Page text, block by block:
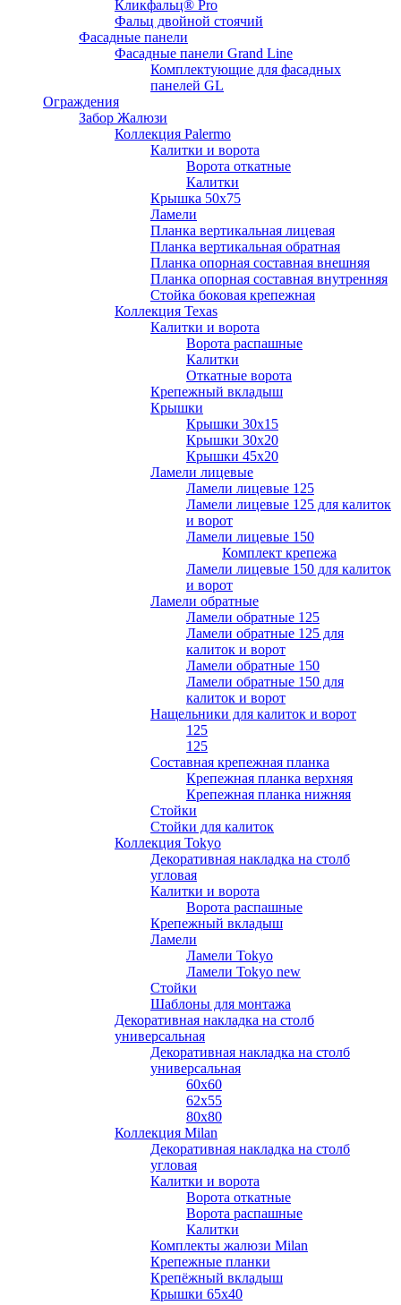
Кликфальц® Pro
Фальц двoйной стоячий
Фасадные панели
Фасадные панели Grand Line
Комплектующие для фасадных
панелей GL
Ограждения
Забор Жалюзи
Коллекция Palermo
Калитки и ворота
Ворота откатные
Калитки
Крышка 50х75
Ламели
Планка вертикальная лицевая
Планка вертикальная обратная
Планка опорная составная внешняя
Планка опорная составная внутренняя
Стойка боковая крепежная
Коллекция Texas
Калитки и ворота
Ворота распашные
Калитки
Откатные ворота
Крепежный вкладыш
Крышки
Крышки 30х15
Крышки 30х20
Крышки 45х20
Ламели лицевые
Ламели лицевые 125
Ламели лицевые 125 для калиток
и ворот
Ламели лицевые 150
Комплект крепежа
Ламели лицевые 150 для калиток
и ворот
Ламели обратные
Ламели обратные 125
Ламели обратные 125 для
калиток и ворот
Ламели обратные 150
Ламели обратные 150 для
калиток и ворот
Нащельники для калиток и ворот
125
125
Составная крепежная планка
Крепежная планка верхняя
Крепежная планка нижняя
Стойки
Стойки для калиток
Коллекция Tokyo
Декоративная накладка на столб
угловая
Калитки и ворота
Ворота распашные
Крепежный вкладыш
Ламели
Ламели Tokyo
Ламели Tokyo new
Стойки
Шаблоны для монтажа
Декоративная накладка на столб
универсальная
Декоративная накладка на столб
универсальная
60х60
62х55
80х80
Коллекция Milan
Декоративная накладка на столб
угловая
Калитки и ворота
Ворота откатные
Ворота распашные
Калитки
Комплекты жалюзи Milan
Крепежные планки
Крепёжный вкладыш
Крышки 65х40